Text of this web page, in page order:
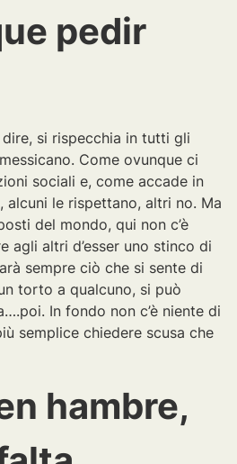
pedir
si rispecchia in tutti gli
Come ovunque ci
sociali e, come accade in
alcuni le rispettano, altri no. Ma
del mondo, qui non c’è
agli altri d’esser uno stinco di
sempre ciò che si sente di
torto a qualcuno, si può
In fondo non c’è niente di
semplice chiedere scusa che
hambre,